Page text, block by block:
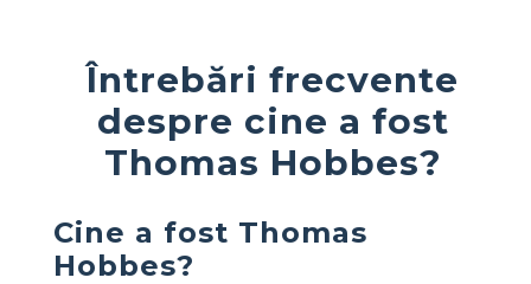
Întrebări frecvente
despre cine a fost
Thomas Hobbes?
Cine a fost Thomas
Hobbes?